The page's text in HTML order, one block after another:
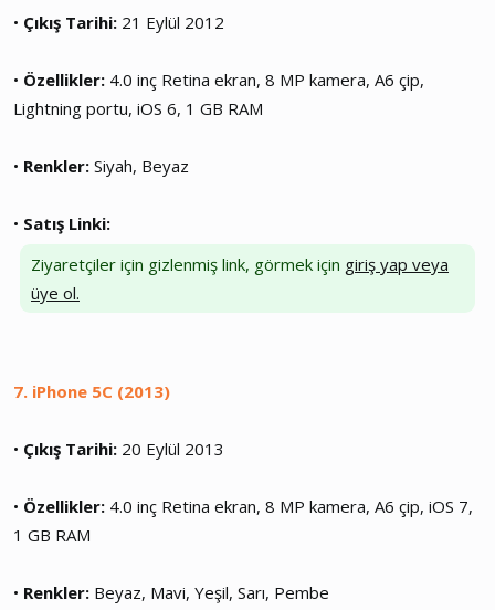
• Çıkış Tarihi: 21 Eylül 2012
• Özellikler: 4.0 inç Retina ekran, 8 MP kamera, A6 çip,
Lightning portu, iOS 6, 1 GB RAM
• Renkler: Siyah, Beyaz
• Satış Linki:
Ziyaretçiler için gizlenmiş link, görmek için giriş yap veya
üye ol.
7. iPhone 5C (2013)
• Çıkış Tarihi: 20 Eylül 2013
• Özellikler: 4.0 inç Retina ekran, 8 MP kamera, A6 çip, iOS 7,
1 GB RAM
• Renkler: Beyaz, Mavi, Yeşil, Sarı, Pembe